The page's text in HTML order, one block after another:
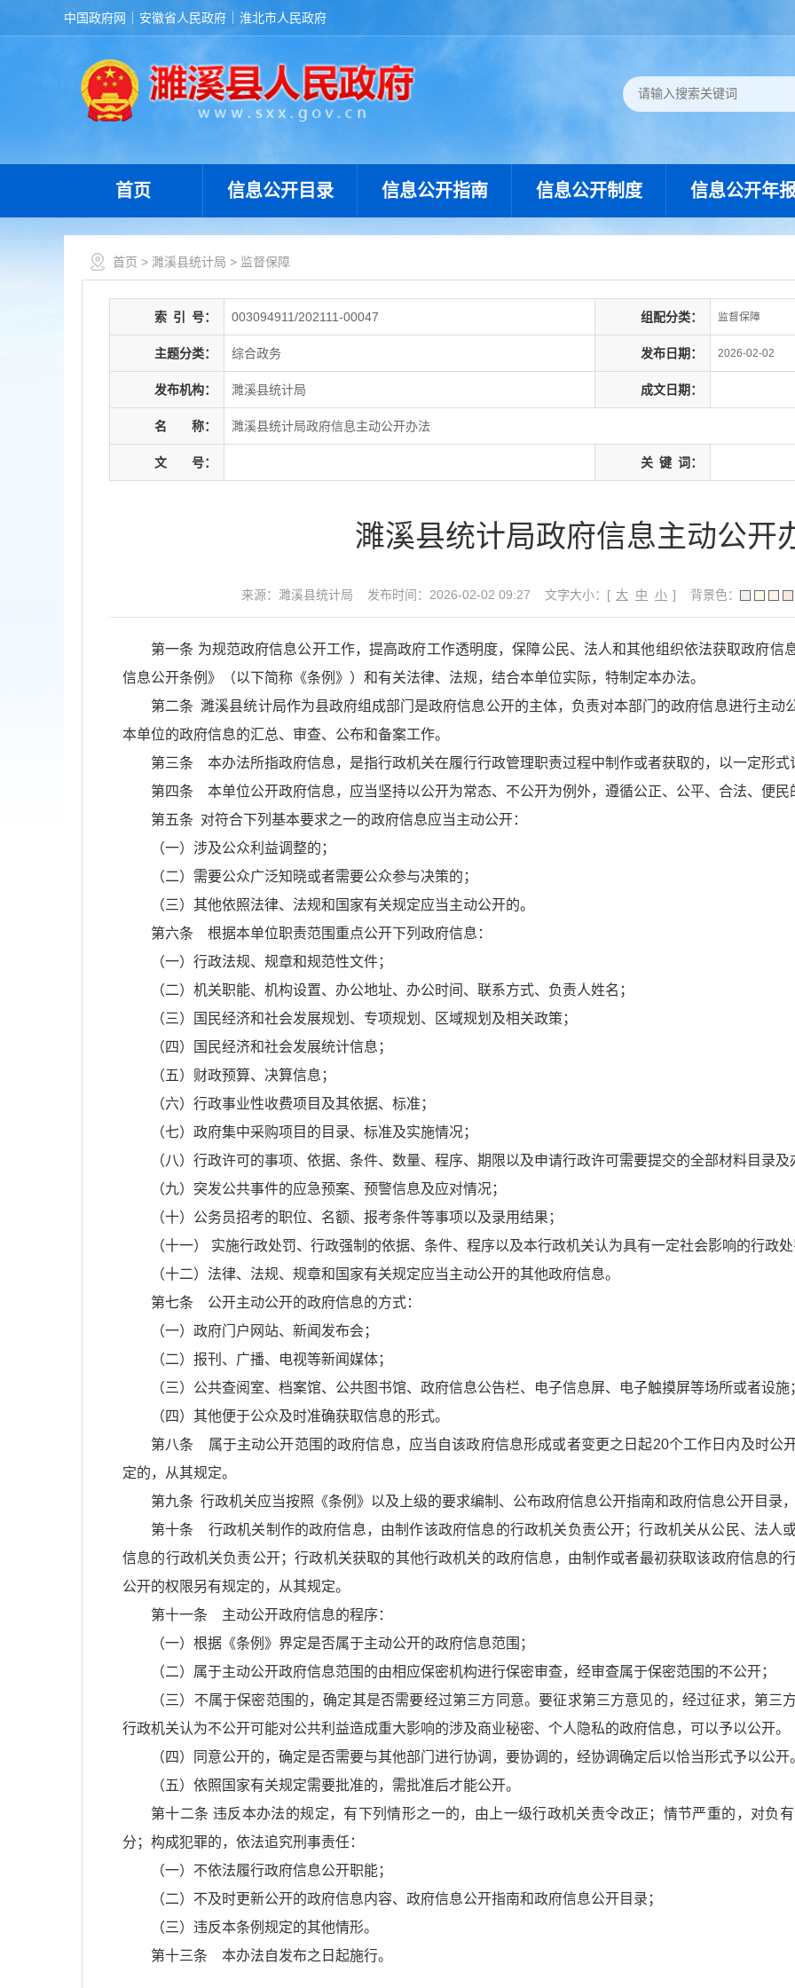
中国政府网 安徽省人民政府 淮北市人民政府
首页 信息公开目录 信息公开指南 信息公开制度 信息公开年
首页 > 濉溪县统计局 > 监督保障
索 引 号： 003094911/202111-00047 组配分类： 监督保障
主题分类： 综合政务 发布日期： 2026-02-02
发布机构： 濉溪县统计局 成文日期：
名 称： 濉溪县统计局政府信息主动公开办法
文 号： 关 键 词：
濉溪县统计局政府信息主动公开
来源：濉溪县统计局 发布时间：2026-02-02 09:27 文字大小：[ 大 中 小 ] 背景色：
第一条 为规范政府信息公开工作，提高政府工作透明度，保障公民、法人和其他组织依法获取政府信
信息公开条例》（以下简称《条例》）和有关法律、法规，结合本单位实际，特制定本办法。
第二条 濉溪县统计局作为县政府组成部门是政府信息公开的主体，负责对本部门的政府信息进行主动
本单位的政府信息的汇总、审查、公布和备案工作。
第三条 本办法所指政府信息，是指行政机关在履行行政管理职责过程中制作或者获取的，以一定形式
第四条 本单位公开政府信息，应当坚持以公开为常态、不公开为例外，遵循公正、公平、合法、便民
第五条 对符合下列基本要求之一的政府信息应当主动公开：
（一）涉及公众利益调整的；
（二）需要公众广泛知晓或者需要公众参与决策的；
（三）其他依照法律、法规和国家有关规定应当主动公开的。
第六条 根据本单位职责范围重点公开下列政府信息：
（一）行政法规、规章和规范性文件；
（二）机关职能、机构设置、办公地址、办公时间、联系方式、负责人姓名；
（三）国民经济和社会发展规划、专项规划、区域规划及相关政策；
（四）国民经济和社会发展统计信息；
（五）财政预算、决算信息；
（六）行政事业性收费项目及其依据、标准；
（七）政府集中采购项目的目录、标准及实施情况；
（八）行政许可的事项、依据、条件、数量、程序、期限以及申请行政许可需要提交的全部材料目录及
（九）突发公共事件的应急预案、预警信息及应对情况；
（十）公务员招考的职位、名额、报考条件等事项以及录用结果；
（十一） 实施行政处罚、行政强制的依据、条件、程序以及本行政机关认为具有一定社会影响的行政处
（十二）法律、法规、规章和国家有关规定应当主动公开的其他政府信息。
第七条 公开主动公开的政府信息的方式：
（一）政府门户网站、新闻发布会；
（二）报刊、广播、电视等新闻媒体；
（三）公共查阅室、档案馆、公共图书馆、政府信息公告栏、电子信息屏、电子触摸屏等场所或者设施
（四）其他便于公众及时准确获取信息的形式。
第八条 属于主动公开范围的政府信息，应当自该政府信息形成或者变更之日起20个工作日内及时公
定的，从其规定。
第九条 行政机关应当按照《条例》以及上级的要求编制、公布政府信息公开指南和政府信息公开目录，
第十条 行政机关制作的政府信息，由制作该政府信息的行政机关负责公开；行政机关从公民、法人
信息的行政机关负责公开；行政机关获取的其他行政机关的政府信息，由制作或者最初获取该政府信息的
公开的权限另有规定的，从其规定。
第十一条 主动公开政府信息的程序：
（一）根据《条例》界定是否属于主动公开的政府信息范围；
（二）属于主动公开政府信息范围的由相应保密机构进行保密审查，经审查属于保密范围的不公开；
（三）不属于保密范围的，确定其是否需要经过第三方同意。要征求第三方意见的，经过征求，第三
行政机关认为不公开可能对公共利益造成重大影响的涉及商业秘密、个人隐私的政府信息，可以予以公开。
（四）同意公开的，确定是否需要与其他部门进行协调，要协调的，经协调确定后以恰当形式予以公开
（五）依照国家有关规定需要批准的，需批准后才能公开。
第十二条 违反本办法的规定，有下列情形之一的，由上一级行政机关责令改正；情节严重的，对负
分；构成犯罪的，依法追究刑事责任：
（一）不依法履行政府信息公开职能；
（二）不及时更新公开的政府信息内容、政府信息公开指南和政府信息公开目录；
（三）违反本条例规定的其他情形。
第十三条 本办法自发布之日起施行。